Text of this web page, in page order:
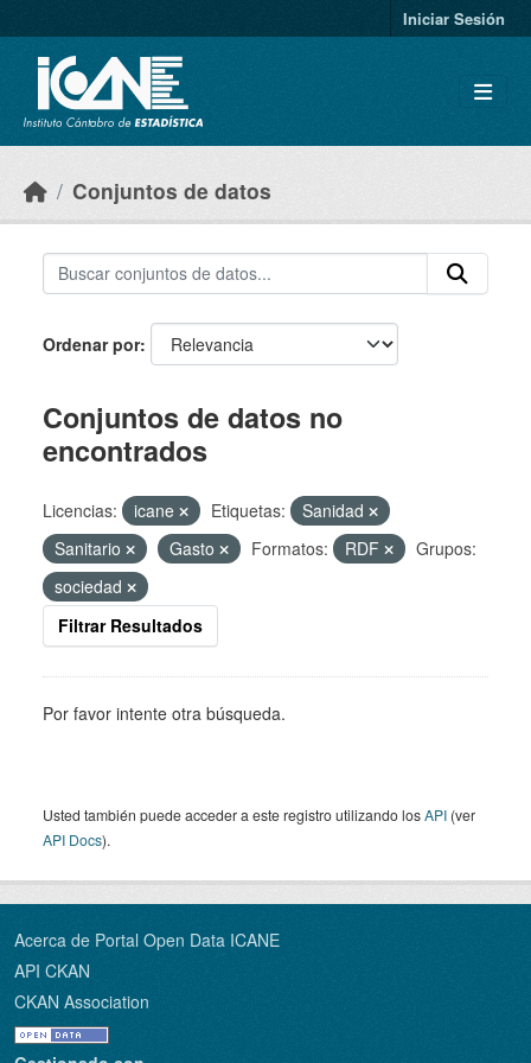
Iniciar Sesión
Conjuntos de datos
Ordenar por
Conjuntos de datos no
encontrados
Licencias: icane Etiquetas:
Sanidad
Sanitario
Gasto Formatos: RDF
Grupos:
sociedad
Filtrar Resultados
Por favor intente otra búsqueda.
Usted también puede acceder a este registro utilizando losAPI (ver
API Docs).
Acerca de Portal Open Data ICANE
API CKAN
CKAN Association